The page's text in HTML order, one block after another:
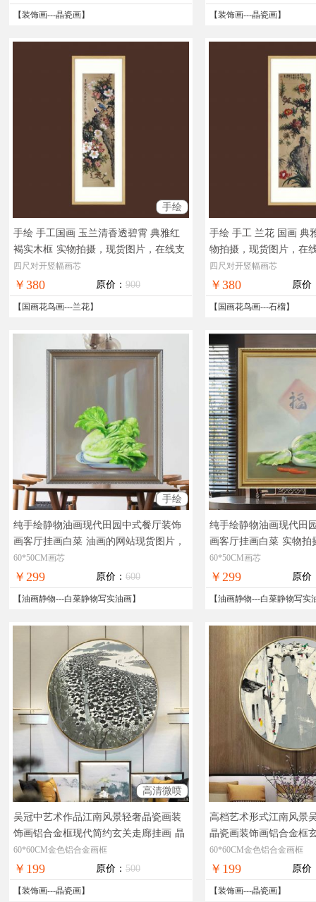
【装饰画---晶瓷画】 【装饰画---晶瓷画】
手绘
手绘 手工国画 玉兰清香透碧霄 典雅红
褐实木框 实物拍摄，现货图片，在线支
付，全国免邮
四尺对开竖幅画芯
￥380 原价： 900
【 国画花鸟画---兰花】
手绘 手工 兰花 国画 典
物拍摄，现货图片，在
邮
四尺对开竖幅画芯
￥380 原价
【 国画花鸟画---石榴】
手绘
纯手绘静物油画现代田园中式餐厅装饰
画客厅挂画白菜 油画的网站现货图片，
在线支付，全国免邮
60*50CM画芯
￥299 原价： 600
【油画静物---白菜静物写实油画】
纯手绘静物油画现代田
画客厅挂画白菜 实物拍
在线支付，全国免邮
60*50CM画芯
￥299 原价
【油画静物---白菜静物写实
高清微喷
吴冠中艺术作品江南风景轻奢晶瓷画装
饰画铝合金框现代简约玄关走廊挂画 晶
莹剔透奢华极致工厂直销十五天无理由
退换
60*60CM金色铝合金画框
￥199 原价： 500
【装饰画---晶瓷画】
高档艺术形式江南风景
晶瓷画装饰画铝合金框
莹剔透奢华极致工厂直
退换
60*60CM金色铝合金画框
￥199 原价
【装饰画---晶瓷画】